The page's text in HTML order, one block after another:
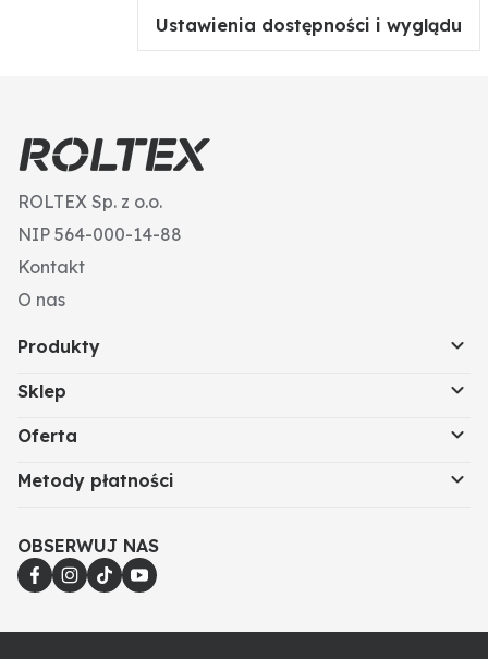
Wskazówki montażowe: Nie należy dokręcać śrub i
nakrętek za pomocą narzędzi pneumatycznych,
Ustawienia dostępności i wyglądu
ROLTEX Sp. z o.o.
NIP 564-000-14-88
Kontakt
O nas
Produkty
Sklep
Oferta
Metody płatności
OBSERWUJ NAS